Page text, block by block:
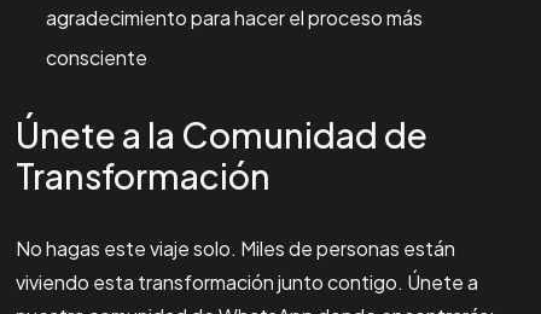
agradecimiento para hacer el proceso más
consciente
Únete a la Comunidad de
Transformación
No hagas este viaje solo. Miles de personas están
viviendo esta transformación junto contigo. Únete a